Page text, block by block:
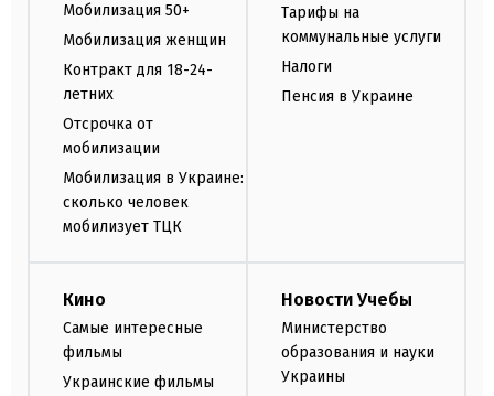
Мобилизация 50+
Мобилизация женщин
Контракт для 18-24-
летних
Отсрочка от
мобилизации
Мобилизация в Украине:
сколько человек
мобилизует ТЦК
Тарифы на
коммунальные услуги
Налоги
Пенсия в Украине
Кино
Самые интересные
фильмы
Украинские фильмы
Новости Учебы
Министерство
образования и науки
Украины